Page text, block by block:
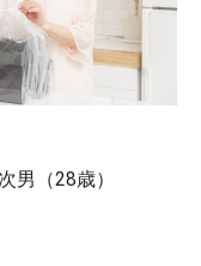
男（28歳）